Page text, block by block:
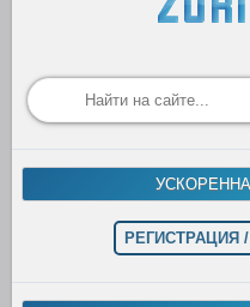
РЕГИСТРАЦИЯ